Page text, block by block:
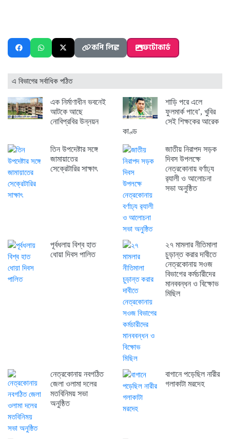
কপি লিঙ্ক ফটোকার্ড
এ বিভাগের সর্বাধিক পঠিত
এক নির্মাণাধীন ভবনেই
আটকে আছে
নোবিপ্রবির উন্নয়ন
শাড়ি পরে এলে
ফুলমার্ক পাবে’, খুবির
সেই শিক্ষকের আরেক
কাণ্ড
তিন উপদেষ্টার সঙ্গে
জামায়াতের
সেক্রেটারির সাক্ষাৎ
জাতীয় নিরাপদ সড়ক
দিবস উপলক্ষে
নেত্রকোনায় বর্ণাঢ্য
র‍্যালী ও আলোচনা
সভা অনুষ্ঠিত
পূর্বধলায় বিশ্ব হাত
ধোয়া দিবস পালিত
২৭ মামলার নীতিমালা
চুড়ান্ত করার দাবীতে
নেত্রকোনায় সওজ
বিভাগের কর্মচারীদের
মানববন্ধন ও বিক্ষোভ
মিছিল
নেত্রকোনায় নবগঠিত
জেলা ওলামা দলের
মতবিনিময় সভা
অনুষ্ঠিত
বাগানে পড়েছিল নারীর
গলাকাটা মরদেহ